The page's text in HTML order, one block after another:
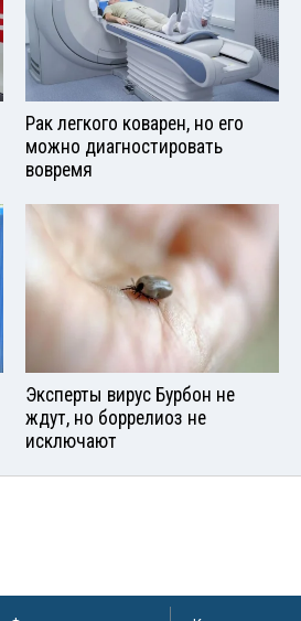
Рак легкого коварен, но его
можно диагностировать
вовремя
Эксперты вирус Бурбон не
ждут, но боррелиоз не
исключают